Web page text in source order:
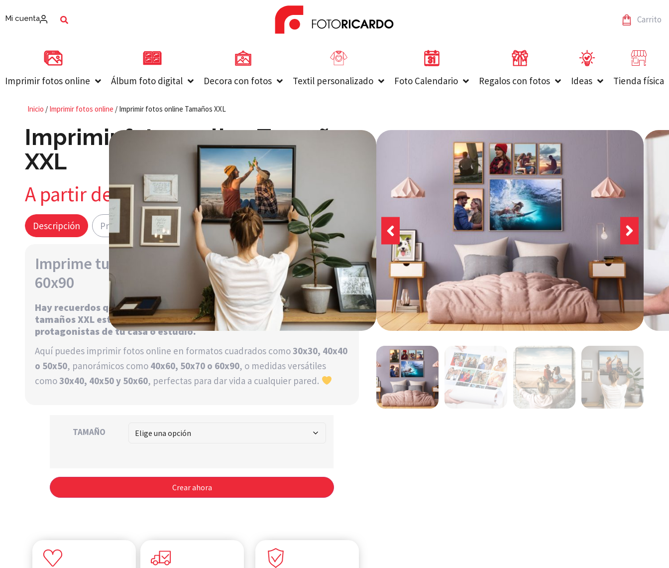
Mi cuenta Carrito
Imprimir fotos online Álbum foto digital Decora con fotos Textil personalizado Foto Calendario Regalos con fotos Ideas Tienda física
Inicio / Imprimir fotos online / Imprimir fotos online Tamaños XXL
Imprimir fotos online Tamaños
XXL
A partir de2,95€
Descripción Precio Entrega
Imprime tus fotos online desde 30x30 hasta
60x90
Hay recuerdos que necesitan más espacio. Nuestras Fotos en
tamaños XXL están pensadas para convertir tus imágenes en
protagonistas de tu casa o estudio.
Aquí puedes imprimir fotos online en formatos cuadrados como30x30, 40x40
o 50x50, panorámicos como 40x60, 50x70 o 60x90, o medidas versátiles
como30x40, 40x50 y 50x60, perfectas para dar vida a cualquier pared.
TAMAÑO
Crear ahora